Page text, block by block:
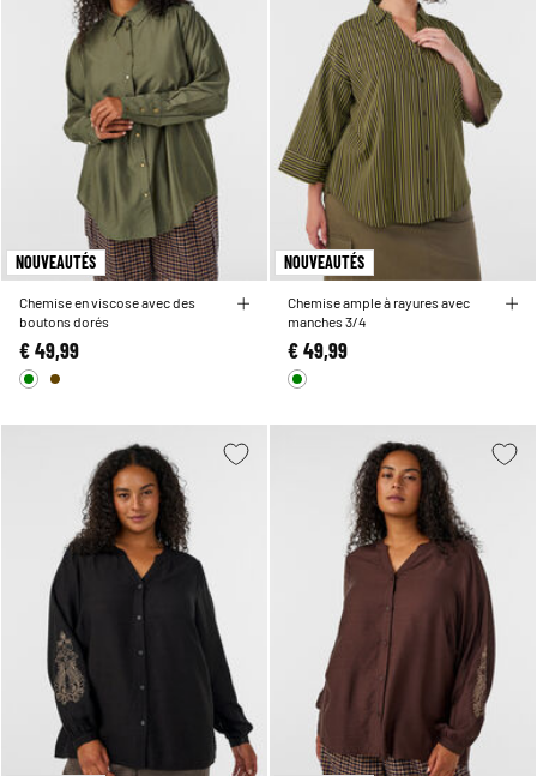
NOUVEAUTÉS
Chemise en viscose avec des
boutons dorés
€ 49,99
NOUVEAUTÉS
Chemise ample à rayures avec
manches 3/4
€ 49,99